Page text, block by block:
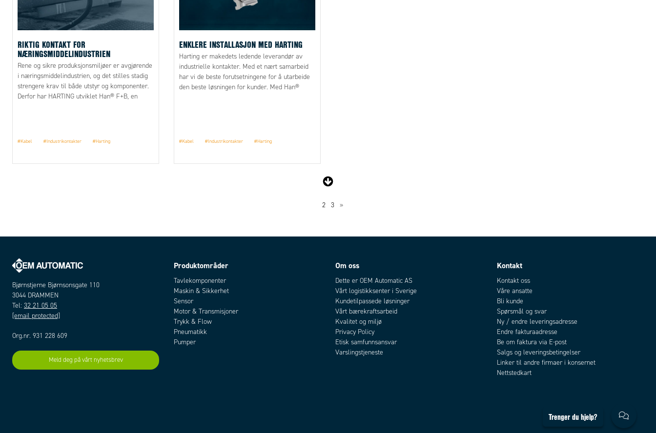
RIKTIG KONTAKT FOR
NÆRINGSMIDDELINDUSTRIEN
Rene og sikre produksjonsmiljøer er avgjørende
i næringsmiddelindustrien, og det stilles stadig
strengere krav til både utstyr og komponenter.
Derfor har HARTING utviklet Han® F+B, en
#Kabel #Industrikontakter #Harting
ENKLERE INSTALLASJON MED HARTING
Harting er makedets ledende leverandør av
industrielle kontakter. Med et nært samarbeid
har vi de beste forutsetningene for å utarbeide
den beste løsningen for kunder. Med Han®
introduksjonsvideo av Han® Rear-fit og Han® ES
#Kabel #Industrikontakter #Harting
2 3 »
Bjørnstjerne Bjørnsonsgate 110
3044 DRAMMEN
Tel: 32 21 05 05
[email protected]
Org.nr. 931 228 609
Meld deg på vårt nyhetsbrev
Produktområder
Tavlekomponenter
Maskin & Sikkerhet
Sensor
Motor & Transmisjoner
Trykk & Flow
Pneumatikk
Pumper
Om oss
Dette er OEM Automatic AS
Vårt logistikksenter i Sverige
Kundetilpassede løsninger
Vårt bærekraftsarbeid
Kvalitet og miljø
Privacy Policy
Etisk samfunnsansvar
Varslingstjeneste
Kontakt
Kontakt oss
Våre ansatte
Bli kunde
Spørsmål og svar
Ny / endre leveringsadresse
Endre fakturaadresse
Be om faktura via E-post
Salgs og leveringsbetingelser
Linker til andre firmaer i konsernet
Nettstedkart
Trenger du hjelp?